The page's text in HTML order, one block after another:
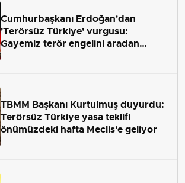
Cumhurbaşkanı Erdoğan'dan
'Terörsüz Türkiye' vurgusu:
Gayemiz terör engelini aradan
TBMM Başkanı Kurtulmuş duyurdu:
Terörsüz Türkiye yasa teklifi
önümüzdeki hafta Meclis'e geliyor